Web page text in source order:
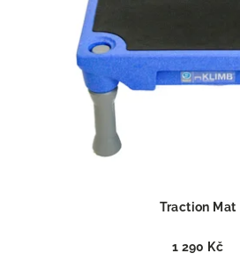
Traction Mat
1 290 Kč